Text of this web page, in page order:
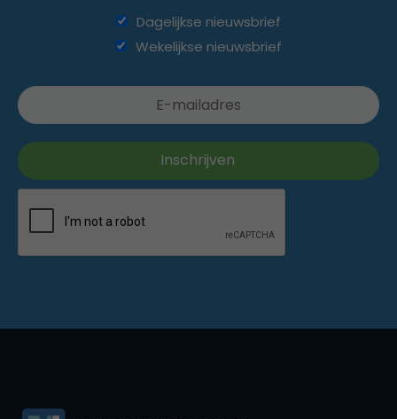
Dagelijkse nieuwsbrief
Wekelijkse nieuwsbrief